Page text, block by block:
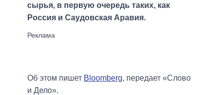
сырья, в первую очередь таких, как
Россия и Саудовская Аравия.
Об этом пишет Bloomberg, передает «Слово
и Дело».